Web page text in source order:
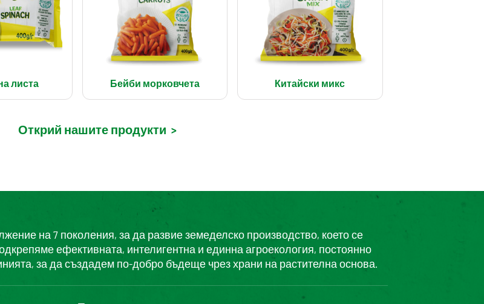
листа Бейби морковчета Китайски микс
Открий нашите продукти >
на 7 поколения, за да развие земеделско производство, което се
ефективната, интелигентна и единна агроекология, постоянно
за да създадем по-добро бъдеще чрез храни на растителна основа.